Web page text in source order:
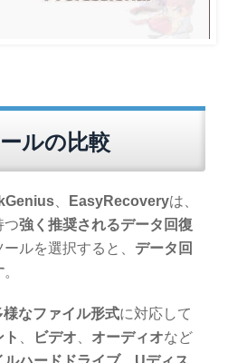
ルの比較
EasyRecoveryは、
つ強く推奨されるデータ回復
ルを選択すると、 データ回
。
様なファイル形式に対応して
ト ビデオ オーディオなど